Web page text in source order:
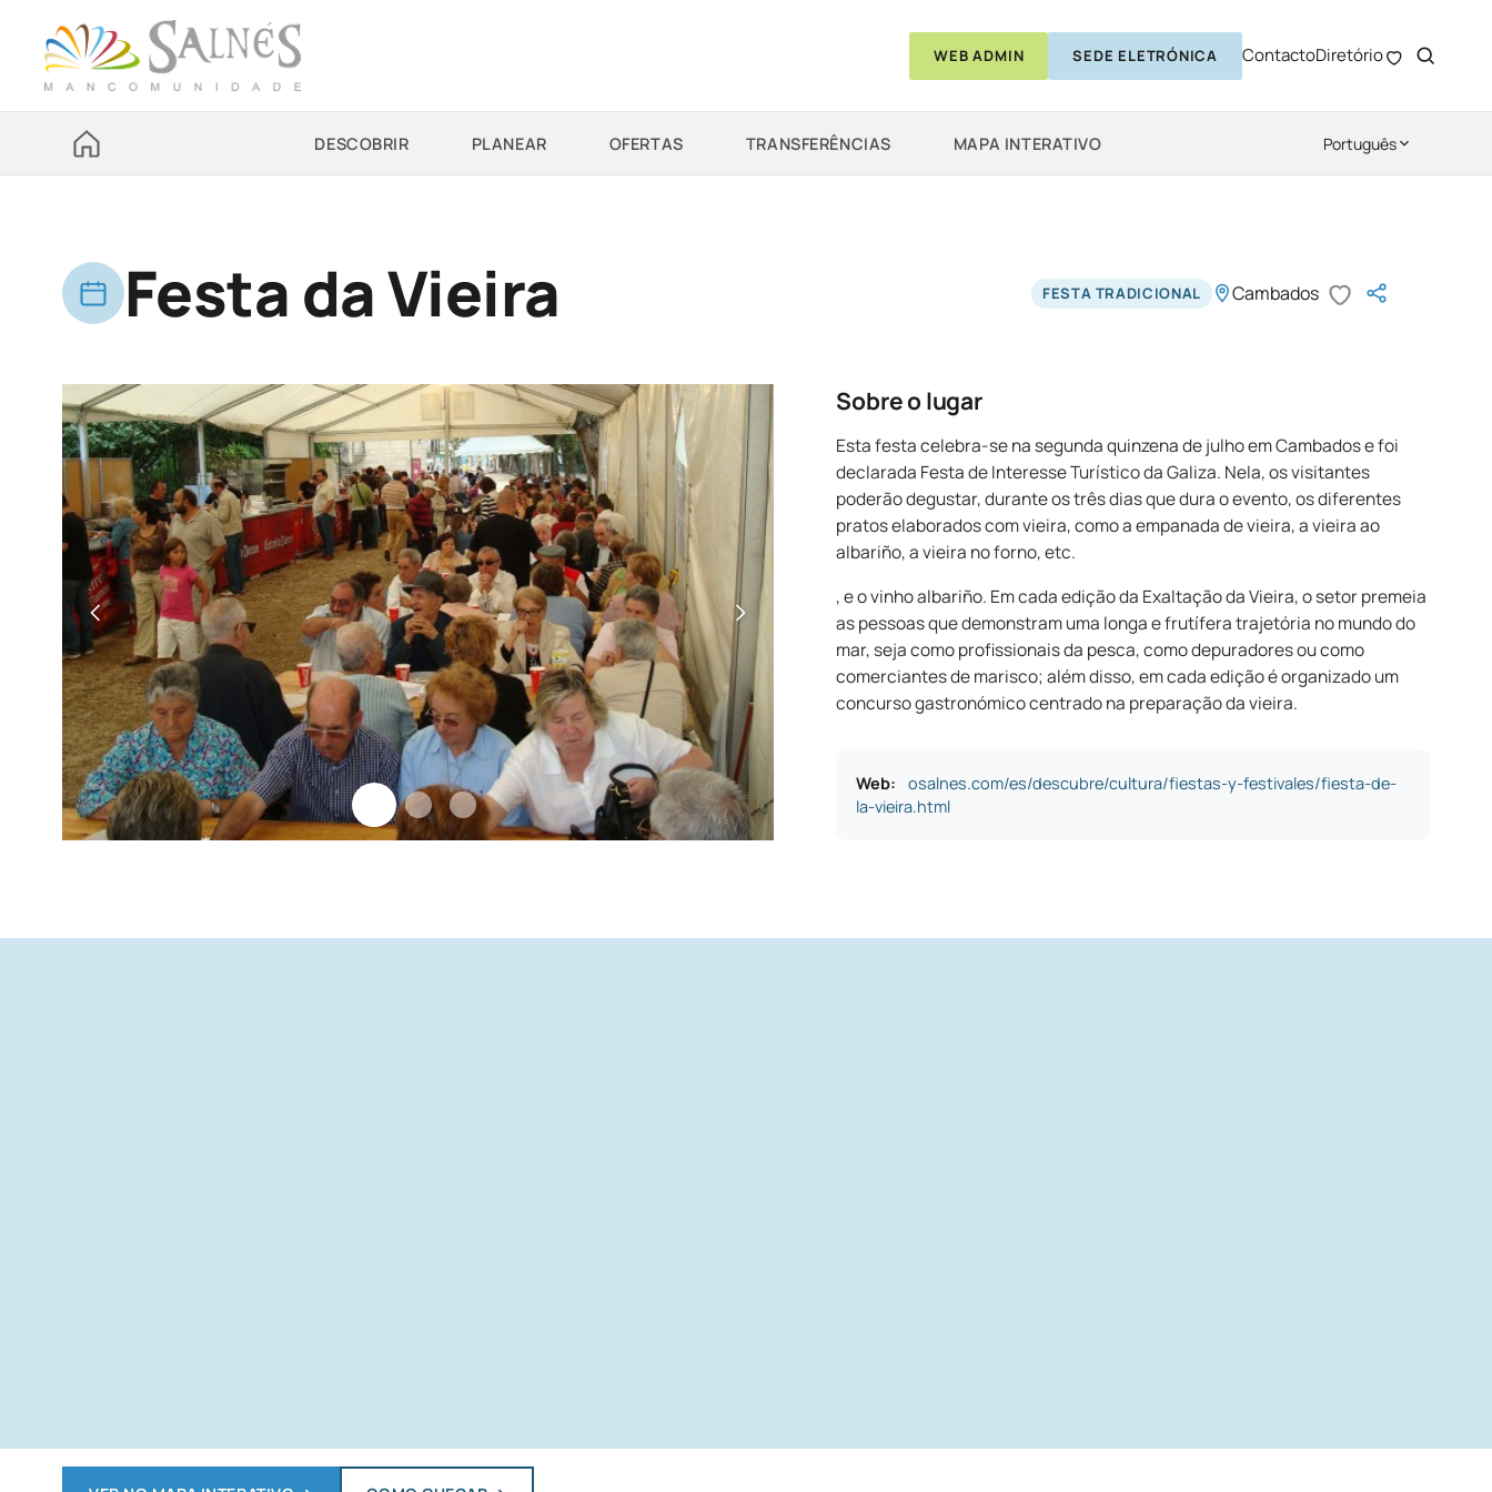
WEB ADMIN SEDE ELETRÓNICA ContactoDiretório
DESCOBRIR PLANEAR OFERTAS TRANSFERÊNCIAS MAPA INTERATIVO Português
Festa da Vieira FESTA TRADICIONAL Cambados
Sobre o lugar
Esta festa celebra-se na segunda quinzena de julho em Cambados e foi
declarada Festa de Interesse Turístico da Galiza. Nela, os visitantes
poderão degustar, durante os três dias que dura o evento, os diferentes
pratos elaborados com vieira, como a empanada de vieira, a vieira ao
albariño, a vieira no forno, etc.
, e o vinho albariño. Em cada edição da Exaltação da Vieira, o setor premeia
as pessoas que demonstram uma longa e frutífera trajetória no mundo do
mar, seja como profissionais da pesca, como depuradores ou como
comerciantes de marisco; além disso, em cada edição é organizado um
concurso gastronómico centrado na preparação da vieira.
Web:
osalnes.com/es/descubre/cultura/fiestas-y-festivales/fiesta-de-
la-vieira.html